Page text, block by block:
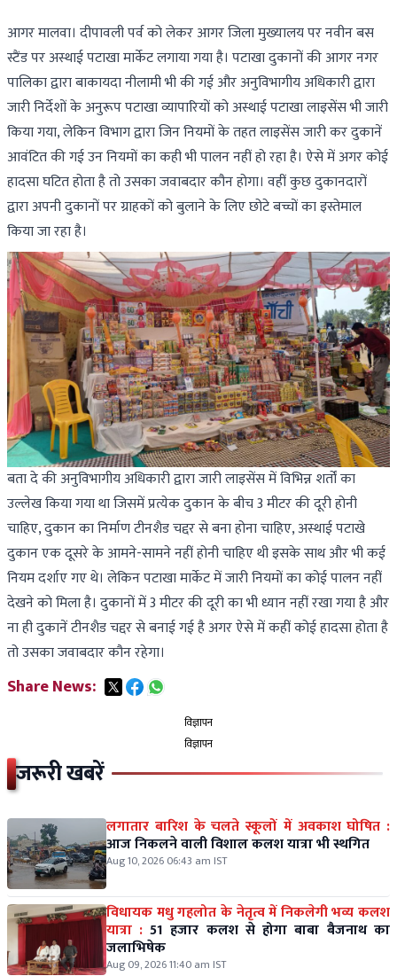
आगर मालवा। दीपावली पर्व को लेकर आगर जिला मुख्यालय पर नवीन बस
स्टैंड पर अस्थाई पटाखा मार्केट लगाया गया है। पटाखा दुकानों की आगर नगर
पालिका द्वारा बाकायदा नीलामी भी की गई और अनुविभागीय अधिकारी द्वारा
जारी निर्देशों के अनुरूप पटाखा व्यापारियों को अस्थाई पटाखा लाइसेंस भी जारी
किया गया, लेकिन विभाग द्वारा जिन नियमों के तहत लाइसेंस जारी कर दुकानें
आवंटित की गई उन नियमों का कही भी पालन नहीं हो रहा है। ऐसे में अगर कोई
हादसा घटित होता है तो उसका जवाबदार कौन होगा। वहीं कुछ दुकानदारों
द्वारा अपनी दुकानों पर ग्राहकों को बुलाने के लिए छोटे बच्चों का इस्तेमाल
किया जा रहा है।
बता दे की अनुविभागीय अधिकारी द्वारा जारी लाइसेंस में विभिन्न शर्तों का
उल्लेख किया गया था जिसमें प्रत्येक दुकान के बीच 3 मीटर की दूरी होनी
चाहिए, दुकान का निर्माण टीनशैड चद्दर से बना होना चाहिए, अस्थाई पटाखे
दुकान एक दूसरे के आमने-सामने नहीं होनी चाहिए थी इसके साथ और भी कई
नियम दर्शाए गए थे। लेकिन पटाखा मार्केट में जारी नियमों का कोई पालन नहीं
देखने को मिला है। दुकानों में 3 मीटर की दूरी का भी ध्यान नहीं रखा गया है और
ना ही दुकानें टीनशैड चद्दर से बनाई गई है अगर ऐसे में कहीं कोई हादसा होता है
तो उसका जवाबदार कौन रहेगा।
Share News:
विज्ञापन
विज्ञापन
जरूरी खबरें
लगातार बारिश के चलते स्कूलों में अवकाश घोषित :
आज निकलने वाली विशाल कलश यात्रा भी स्थगित
Aug 10, 2026 06:43 am IST
विधायक मधु गहलोत के नेतृत्व में निकलेगी भव्य कलश
यात्रा : 51 हजार कलश से होगा बाबा बैजनाथ का
जलाभिषेक
Aug 09, 2026 11:40 am IST